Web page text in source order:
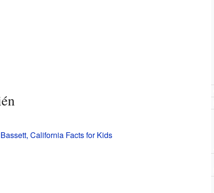
Bassett, California Facts for Kids